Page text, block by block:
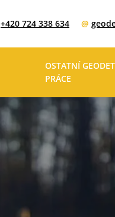
+420 724 338 634 @
OSTATNÍ
PRÁCE